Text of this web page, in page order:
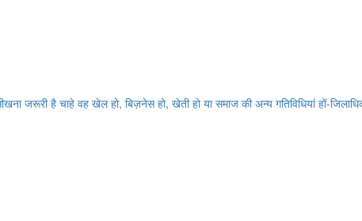
जरूरी है चाहे वह खेल हो, बिज़नेस हो, खेती हो या समाज की अन्य गतिविधियां हों-